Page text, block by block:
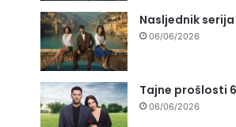
Nasljednik
06/06/2026
Tajne prošlosti
06/06/2026